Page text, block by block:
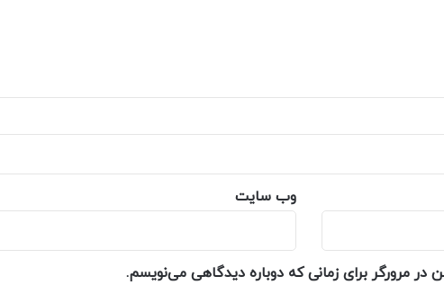
وب‌ سایت
در مرورگر برای زمانی که دوباره دیدگاهی می‌نویسم.